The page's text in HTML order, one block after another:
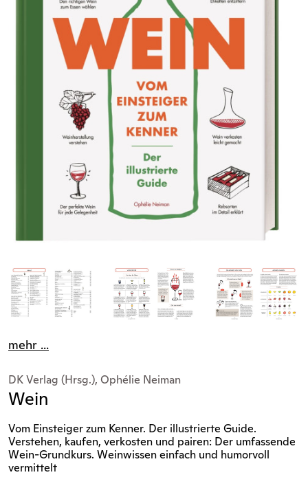
mehr ...
DK Verlag (Hrsg.), Ophélie Neiman
Wein
Vom Einsteiger zum Kenner. Der illustrierte Guide.
Verstehen, kaufen, verkosten und pairen: Der umfassende
Wein-Grundkurs. Weinwissen einfach und humorvoll
vermittelt